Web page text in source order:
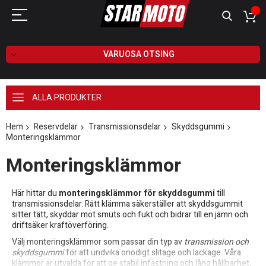
VARUOSA OTSING
ALLA PRODUKTER
Hem Reservdelar Transmissionsdelar
Skyddsgummi
Monteringsklämmor
Monteringsklämmor
Här hittar du monteringsklämmor för skyddsgummitill
transmissionsdelar. Rätt klämma säkerställer att skyddsgummit
sitter tätt, skyddar mot smuts och fukt och bidrar till en jämn och
driftsäker kraftöverföring.
Välj monteringsklämmor som passar din typ avtransmission och
skyddsgummiför att undvika onödigt slitage och läckage. Våra
klämmor är utvalda för att ge stabil infästning och lång hållbarhet,